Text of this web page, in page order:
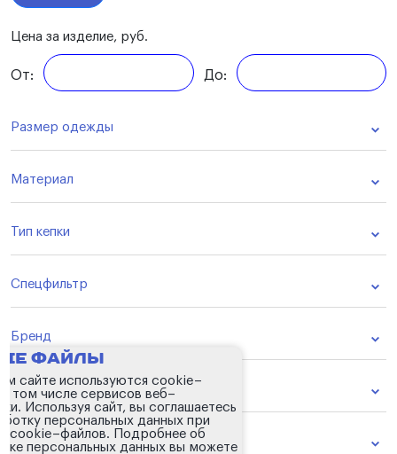
Цена за изделие, руб.
От: До:
Размер одежды
Материал
Тип кепки
Спецфильтр
Бренд
Цвет
Пол
файлы
сайте используются cookie–
том числе сервисов веб–
Используя сайт, вы соглашаетесь
персональных данных при
cookie–файлов. Подробнее об
персональных данных вы можете